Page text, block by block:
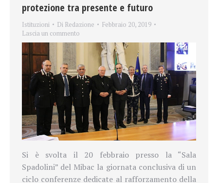
protezione tra presente e futuro
Istituzioni Di Redazione
Febbraio 20, 2019
Lascia un commento
Si è svolta il 20 febbraio presso la “Sala
Spadolini” del Mibac la giornata conclusiva di un
ciclo conferenze dedicate al rafforzamento della